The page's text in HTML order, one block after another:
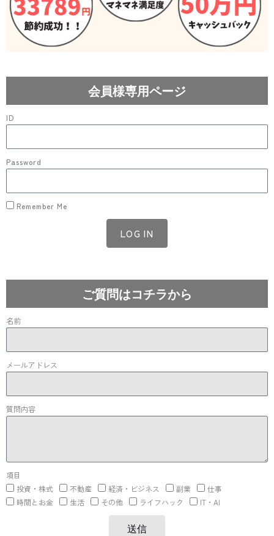
会員様専用ページ
ID
Password
Remember Me
LOG IN
ご質問はコチラから
名前
メールアドレス
質問内容
項目
投資・株式
不動産 経済・ビジネス 副業
仕事
時間とお金
生活 その他 ライフハック IT・AI
送信